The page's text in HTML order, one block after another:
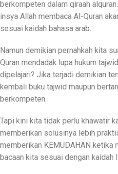
berkompeten dalam qiraah
insya Allah membaca Al-Quran
sesuai kaidah bahasa arab.
Namun demikian pernahkah kita
Quran mendadak lupa hukum
dipelajari? Jika terjadi demikian
kembali buku tajwid maupun
berkompeten.
Tapi kini kita tidak perlu khawatir
memberikan solusinya lebih
memberikan KEMUDAHAN ketika
bacaan kita sesuai dengan kaidah